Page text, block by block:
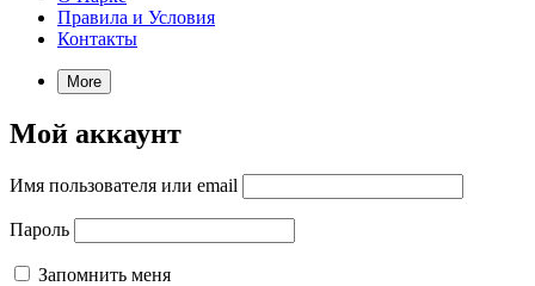
Правила и Условия
Контакты
More
Мой аккаунт
Имя пользователя или email
Пароль
Запомнить меня